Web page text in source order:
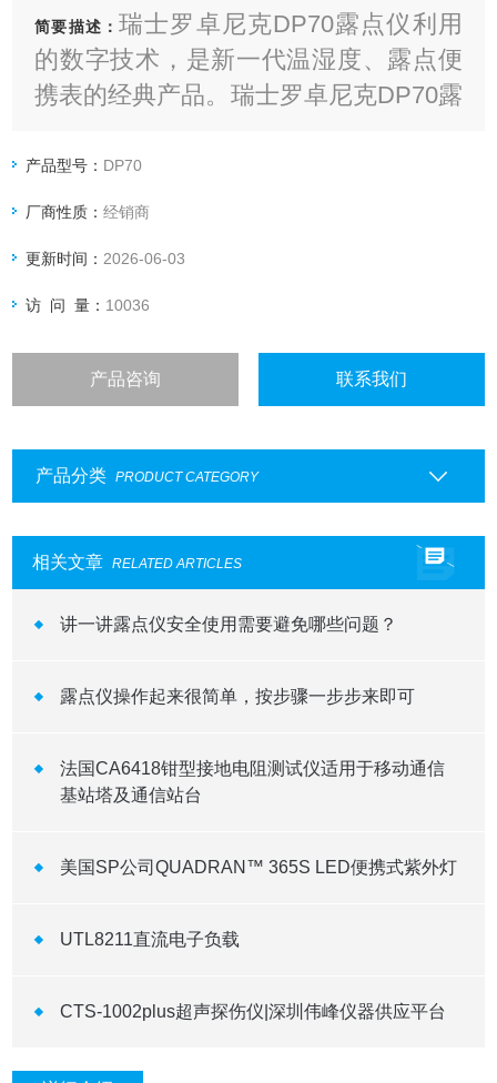
简要描述：瑞士罗卓尼克DP70露点仪利用
的数字技术，是新一代温湿度、露点便
携表的经典产品。瑞士罗卓尼克DP70露
数字信号处理和传输保证了产品高精
度、可靠，传输线缆的信号衰减和干扰
产品型号： DP70
厂商性质：经销商
更新时间： 2026-06-03
访 问 量： 10036
产品咨询 联系我们
产品分类 PRODUCT CATEGORY
相关文章 RELATED ARTICLES
讲一讲露点仪安全使用需要避免哪些问题？
露点仪操作起来很简单，按步骤一步步来即可
法国CA6418钳型接地电阻测试仪适用于移动通信
基站塔及通信站台
美国SP公司QUADRAN™ 365S LED便携式紫外灯
UTL8211直流电子负载
CTS-1002plus超声探伤仪|深圳伟峰仪器供应平台